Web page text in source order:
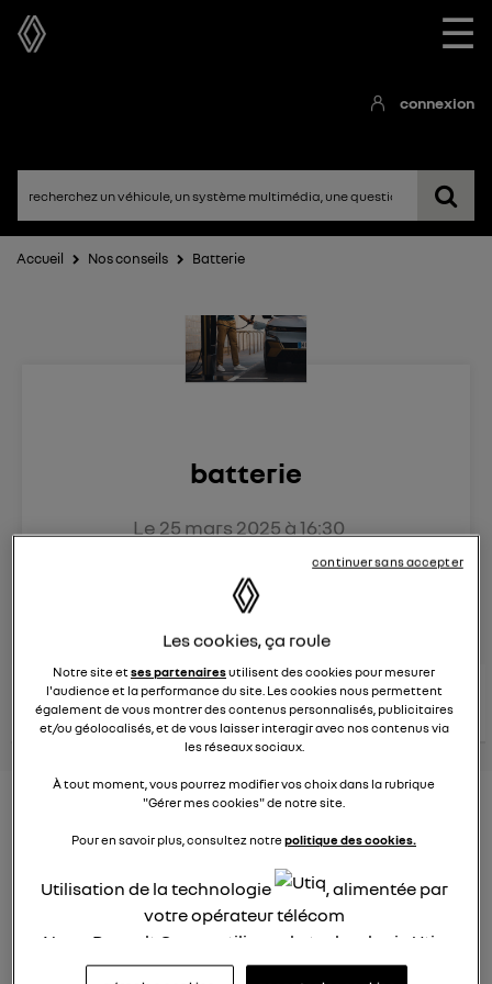
☰
connexion
Accueil Nos conseils Batterie
batterie
Le 25 mars 2025 à 16:30
RENAULT
posez une question
conseils Renault
consultez les
conseils
similaires
voir tous les
conseils
Aides aux frais installation d'une
borne de recharge
Elena42
Le25 janvier 2022à17:24
Existe t-il des aides pour faire installer une borne de
recharge à domicile ?
Les cookies, ça roule
Notre site etses partenairesutilisent des cookies pour mesurer
l'audience et la performance du site. Les cookies nous permettent
également de vous montrer des contenus personnalisés, publicitaires
et/ou géolocalisés, et de vous laisser interagir avec nos contenus via
les réseaux sociaux.
À tout moment, vous pourrez modifier vos choix dans la rubrique
"Gérer mes cookies" de notre site.
Pour en savoir plus, consultez notrepolitique des cookies.
Utilisation de la technologie
, alimentée par
votre opérateur télécom
Nous, Renault Group, utilisons la technologie Utiq
pour nos activités digitales (telles que décrites
continuer sans accepter